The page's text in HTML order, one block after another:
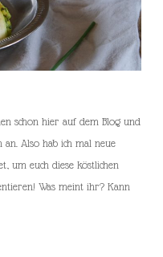
schon hier auf dem Blog und
Also hab ich mal neue
um euch diese köstlichen
Was meint ihr? Kann